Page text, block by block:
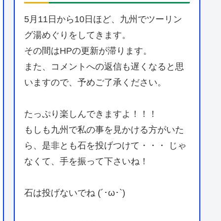
5月11日から10日ほど、九州でツーリン
グ湯めぐりをしてきます。
その間はHPの更新が滞ります。
また、コメントへの返信も遅くなると思
いますので、予めご了承ください。
たっぷり楽しんできますよ！！！
もしも九州で私の事を見かける方がいた
ら、是非とも石を投げつけて・・・ じゃ
なくて、手を振って下さいね！
石は投げないでね (´･ω･`)